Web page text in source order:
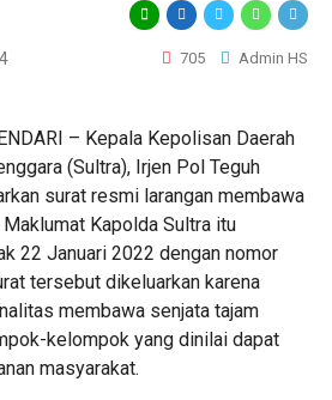
705 Admin HS
– Kepala Kepolisan Daerah
(Sultra), Irjen Pol Teguh
surat resmi larangan membawa
Kapolda Sultra itu
22 Januari 2022 dengan nomor
tersebut dikeluarkan karena
membawa senjata tajam
kelompok yang dinilai dapat
masyarakat.